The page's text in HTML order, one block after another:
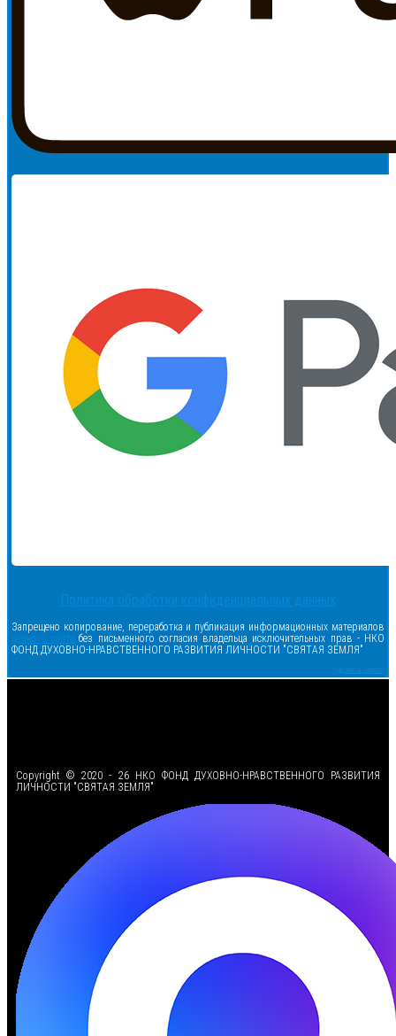
Политика обработки конфиденциальных данных
Запрещено копирование, переработка и публикация информационных материалов
данного сайта без письменного согласия владельца исключительных прав - НКО
ФОНД ДУХОВНО-НРАВСТВЕННОГО РАЗВИТИЯ ЛИЧНОСТИ "СВЯТАЯ ЗЕМЛЯ"
Сделано в samsite
Copyright © 2020 - 26 НКО ФОНД ДУХОВНО-НРАВСТВЕННОГО РАЗВИТИЯ
ЛИЧНОСТИ "СВЯТАЯ ЗЕМЛЯ"